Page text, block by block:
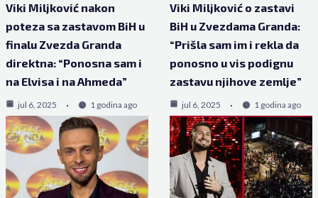
Viki Miljković nakon
poteza sa zastavom BiH u
finalu Zvezda Granda
direktna: “Ponosna sam i
na Elvisa i na Ahmeda”
jul 6, 2025 1 godina ago
Viki Miljković o zastavi
BiH u Zvezdama Granda:
“Prišla sam im i rekla da
ponosno u vis podignu
zastavu njihove zemlje”
jul 6, 2025 1 godina ago